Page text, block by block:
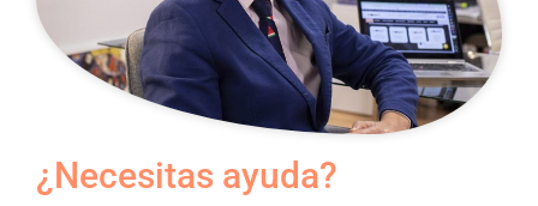
¿Necesitas ayuda?